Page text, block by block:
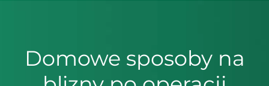
Domowe sposoby na